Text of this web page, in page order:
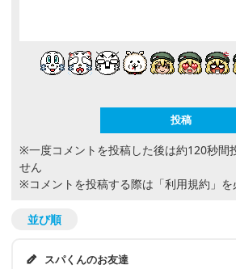
※一度コメントを投稿した後は約120秒間
せん
※コメントを投稿する際は 「利用規約」
並び順
スパくんのお友達